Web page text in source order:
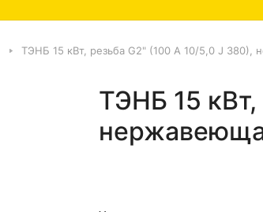
ТЭНБ 15 кВт, резьба G2" (100 А 10/5,0 J 380),
ТЭНБ 15